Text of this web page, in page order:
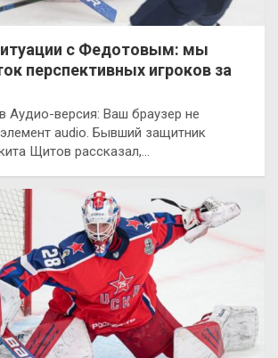
с Федотовым: мы
перспективных игроков за
Аудио-версия: Ваш браузер не
audio. Бывший защитник
Щитов рассказал,…